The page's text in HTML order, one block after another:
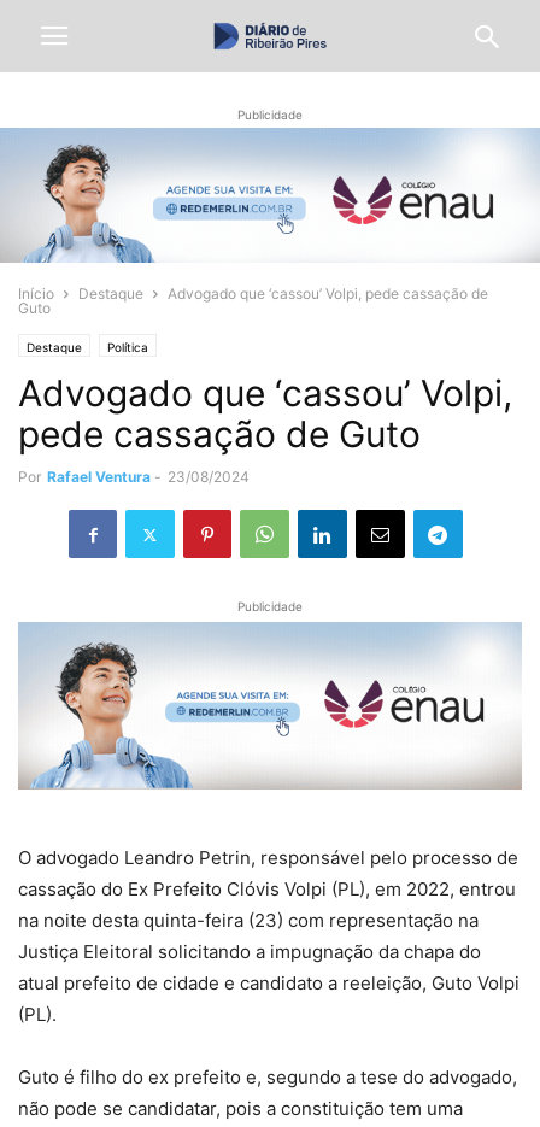
Publicidade
Início Destaque
Advogado que ‘cassou’ Volpi, pede cassação de
Guto
Destaque Política
Advogado que ‘cassou’ Volpi,
pede cassação de Guto
Por Rafael Ventura - 23/08/2024
Publicidade
O advogado Leandro Petrin, responsável pelo processo de
cassação do Ex Prefeito Clóvis Volpi (PL), em 2022, entrou
na noite desta quinta-feira (23) com representação na
Justiça Eleitoral solicitando a impugnação da chapa do
atual prefeito de cidade e candidato a reeleição, Guto Volpi
(PL).
Guto é filho do ex prefeito e, segundo a tese do advogado,
não pode se candidatar, pois a constituição tem uma